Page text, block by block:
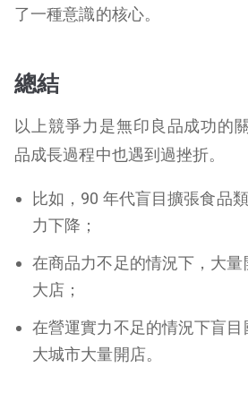
了一種意識的核心。
總結
以上競爭力是無印良品成功的
品成長過程中也遇到過挫折。
比如，90 年代盲目擴張食品
力下降；
在商品力不足的情況下，大
大店；
在營運實力不足的情況下盲
大城市大量開店。